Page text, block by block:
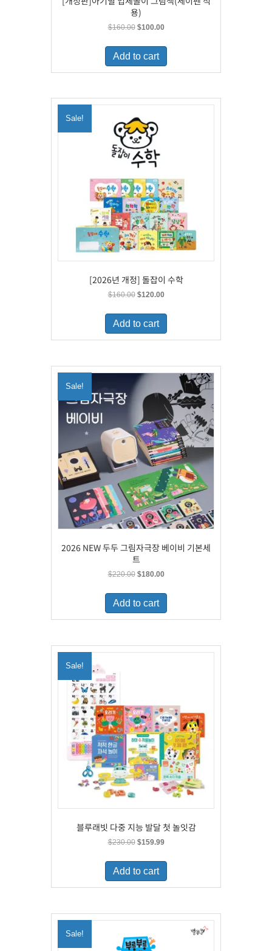
용)
$160.00 Original
was:
$160.00.
$100.00Current
is:
Add to cart
Sale!
[2026년 개정] 돌잡이 수학
$160.00 Original
was:
$160.00.
$120.00Current
is:
Add to cart
Sale!
2026 NEW 두두 그림자극장 베이비 기본세
트
$220.00 Original
was:
$220.00.
$180.00Current
is:
Add to cart
Sale!
블루래빗 다중 지능 발달 첫 놀잇감
$230.00 Original
was:
$230.00.
$159.99Current
is:
Add to cart
Sale!